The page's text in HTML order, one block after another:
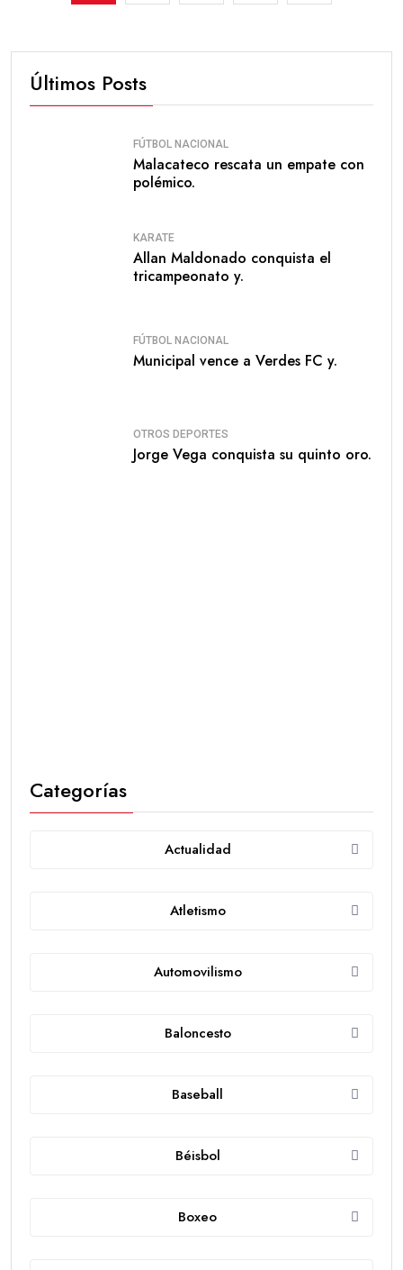
Últimos Posts
FÚTBOL NACIONAL
Malacateco rescata un empate con
polémico.
KARATE
Allan Maldonado conquista el
tricampeonato y.
FÚTBOL NACIONAL
Municipal vence a Verdes FC y.
OTROS DEPORTES
Jorge Vega conquista su quinto oro.
Categorías
Actualidad
Atletismo
Automovilismo
Baloncesto
Baseball
Béisbol
Boxeo